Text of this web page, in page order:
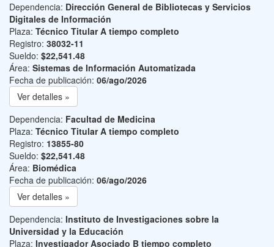
Dependencia: Dirección General de Bibliotecas y Servicios
Digitales de Información
Plaza: Técnico Titular A tiempo completo
Registro: 38032-11
Sueldo: $22,541.48
Área: Sistemas de Información Automatizada
Fecha de publicación: 06/ago/2026
Ver detalles »
Dependencia: Facultad de Medicina
Plaza: Técnico Titular A tiempo completo
Registro: 13855-80
Sueldo: $22,541.48
Área: Biomédica
Fecha de publicación: 06/ago/2026
Ver detalles »
Dependencia: Instituto de Investigaciones sobre la
Universidad y la Educación
Plaza: Investigador Asociado B tiempo completo